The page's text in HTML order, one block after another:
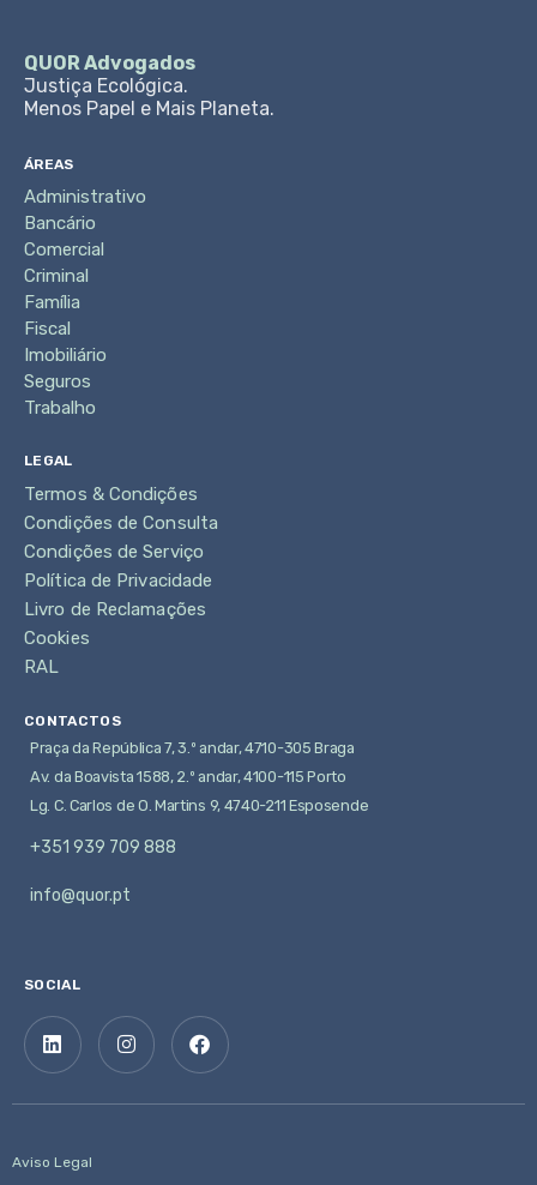
QUOR Advogados
Justiça Ecológica.
Menos Papel e Mais Planeta.
ÁREAS
Administrativo
Bancário
Comercial
Criminal
Família
Fiscal
Imobiliário
Seguros
Trabalho
LEGAL
Termos & Condições
Condições de Consulta
Condições de Serviço
Política de Privacidade
Livro de Reclamações
Cookies
RAL
CONTACTOS
Praça da República 7, 3.º andar, 4710-305 Braga
Av. da Boavista 1588, 2.º andar, 4100-115 Porto
Lg. C. Carlos de O. Martins 9, 4740-211 Esposende
+351 939 709 888
info@quor.pt
SOCIAL
Aviso Legal